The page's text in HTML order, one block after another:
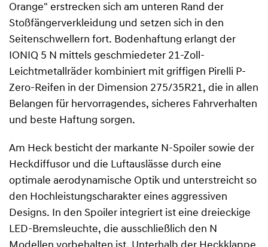
Orange" erstrecken sich am unteren Rand der
Stoßfängerverkleidung und setzen sich in den
Seitenschwellern fort. Bodenhaftung erlangt der
IONIQ 5 N mittels geschmiedeter 21-Zoll-
Leichtmetallräder kombiniert mit griffigen Pirelli P-
Zero-Reifen in der Dimension 275/35R21, die in allen
Belangen für hervorragendes, sicheres Fahrverhalten
und beste Haftung sorgen.
Am Heck besticht der markante N-Spoiler sowie der
Heckdiffusor und die Luftauslässe durch eine
optimale aerodynamische Optik und unterstreicht so
den Hochleistungscharakter eines aggressiven
Designs. In den Spoiler integriert ist eine dreieckige
LED-Bremsleuchte, die ausschließlich den N